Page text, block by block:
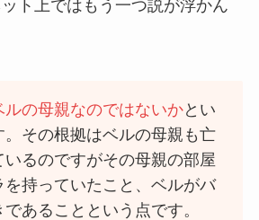
ト上ではもう一つ説が浮かん
ルの母親なのではないかとい
。その根拠はベルの母親も亡
いるのですがその母親の部屋
を持っていたこと、ベルがバ
であることという点です。